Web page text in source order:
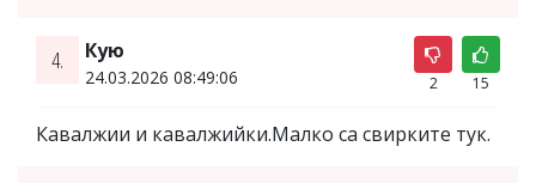
4. Кую
24.03.2026 08:49:06 2 15
Кавалжии и кавалжийки.Малко са свирките тук.